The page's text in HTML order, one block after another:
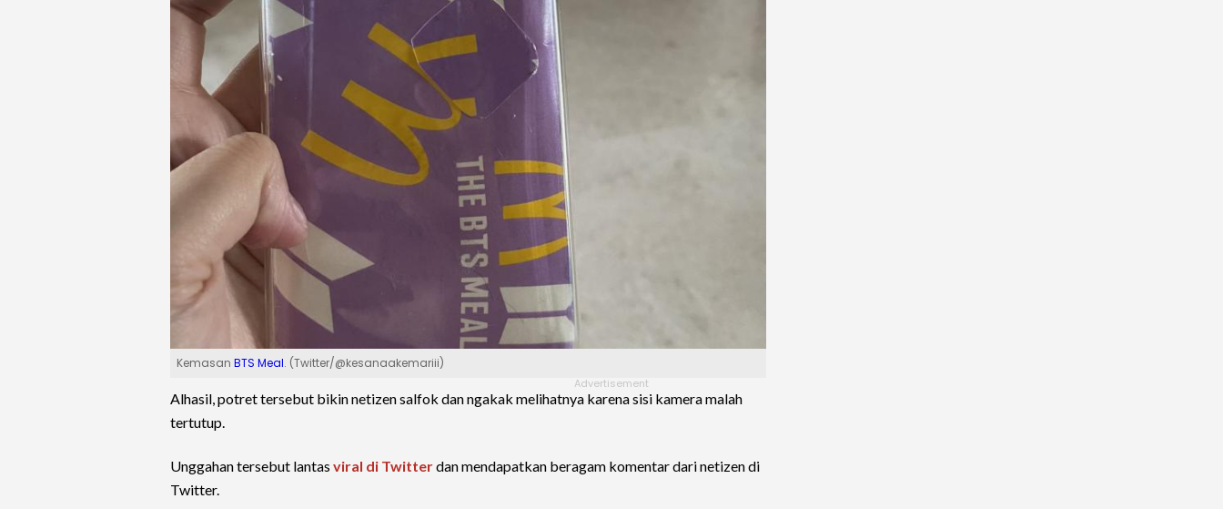
Kemasan BTS Meal. (Twitter/@kesanaakemariii)
Alhasil, potret tersebut bikin netizen salfok dan ngakak melihatnya karena sisi kamera malah
tertutup.
Unggahan tersebut lantas viral di Twitterdan mendapatkan beragam komentar dari netizen di
Twitter.